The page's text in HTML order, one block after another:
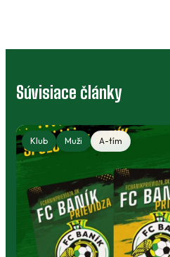
Súvisiace články
Klub Muži A-tím